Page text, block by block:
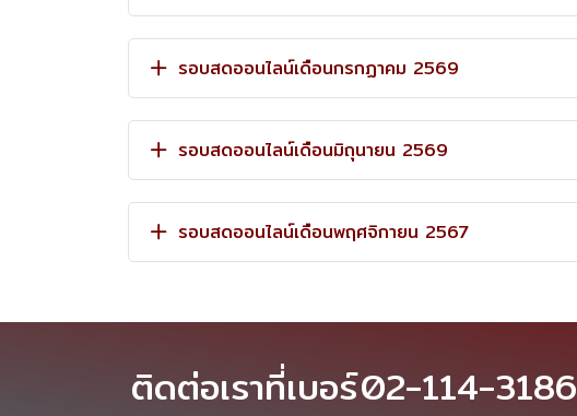
รอบสดออนไลน์เดือนกรกฏาคม 2569
รอบสดออนไลน์เดือนมิถุนายน 2569
รอบสดออนไลน์เดือนพฤศจิกายน 2567
ติดต่อเราที่เบอร์02-114-3186